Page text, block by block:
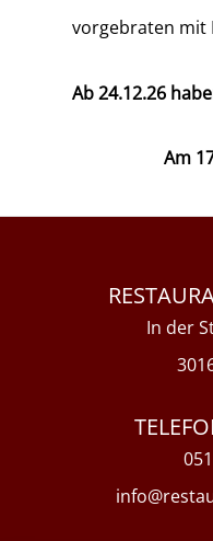
vorgebraten mit
Ab 24.12.26
Am
In der